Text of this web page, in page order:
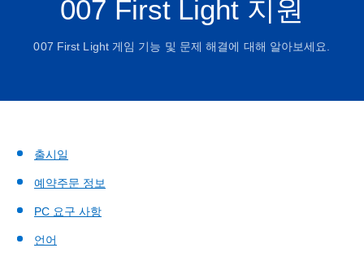
007 First Light 지원
007 First Light 게임 기능 및 문제 해결에 대해 알아보세요.
출시일
예약주문 정보
PC 요구 사항
언어